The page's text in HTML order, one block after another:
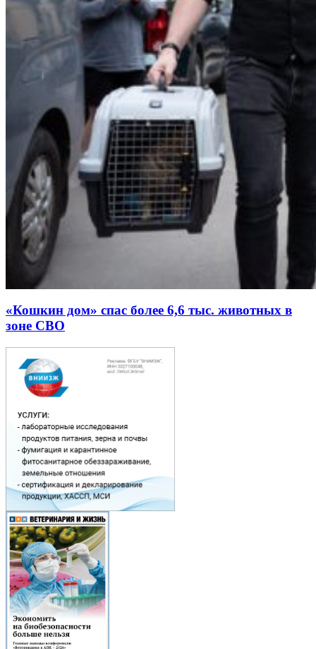
«Кошкин дом» спас более 6,6 тыс. животных в
зоне СВО